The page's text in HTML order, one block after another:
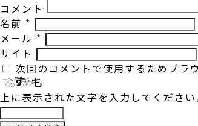
コメント
名前 *
メール *
サイト
次回のコメントで使用するためブラ
上に表示された文字を入力してください